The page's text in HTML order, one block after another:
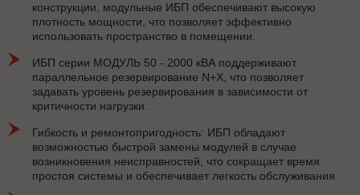
конструкции, модульные ИБП обеспечивают высокую
плотность мощности, что позволяет эффективно
использовать пространство в помещении.
ИБП серии МОДУЛЬ 50 - 2000 кВА поддерживают
параллельное резервирование N+X, что позволяет
задавать уровень резервирования в зависимости от
критичности нагрузки.
Гибкость и ремонтопригодность: ИБП обладают
возможностью быстрой замены модулей в случае
возникновения неисправностей, что сокращает время
простоя системы и обеспечивает легкость обслуживания